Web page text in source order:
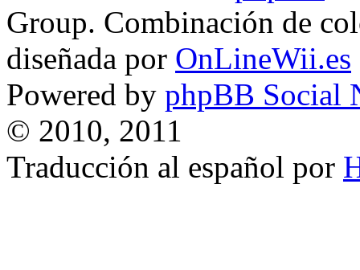
Group. Combinación de
diseñada por OnLineWii.es
Powered by phpBB Social
© 2010, 2011
Traducción al español por